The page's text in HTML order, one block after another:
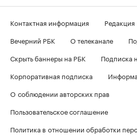
Контактная информация Редакция
Вечерний РБК
О телеканале
Скрыть баннеры на РБК
Подписка
Корпоративная подписка
О соблюдении авторских прав
Пользовательское соглашение
Политика в отношении обработки